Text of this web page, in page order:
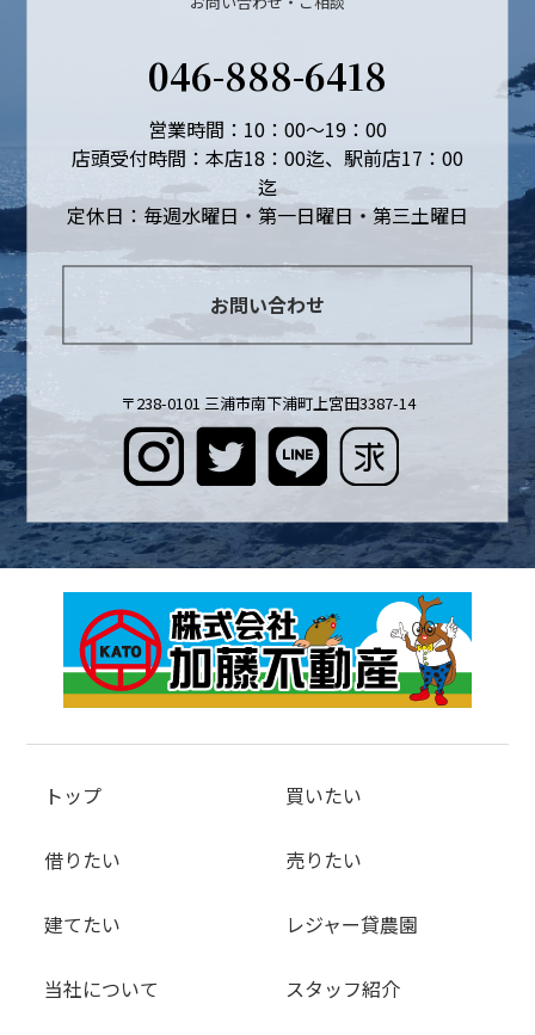
046-888-6418
営業時間：10：00～19：00
店頭受付時間：本店18：00迄、駅前店17：00
迄
定休日：毎週水曜日・第一日曜日・第三土曜日
お問い合わせ
〒238-0101 三浦市南下浦町上宮田3387-14
トップ 買いたい
借りたい 売りたい
建てたい レジャー貸農園
当社について スタッフ紹介